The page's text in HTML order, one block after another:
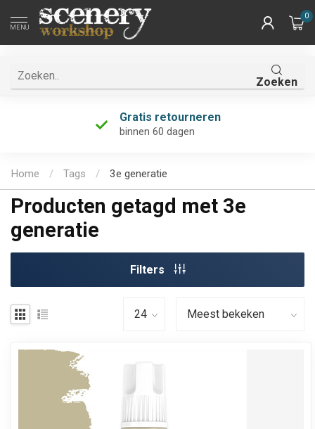
MENU
0
Zoeken
Gratis retourneren
binnen 60 dagen
Home / Tags / 3e generatie
Producten getagd met 3e
generatie
Filters